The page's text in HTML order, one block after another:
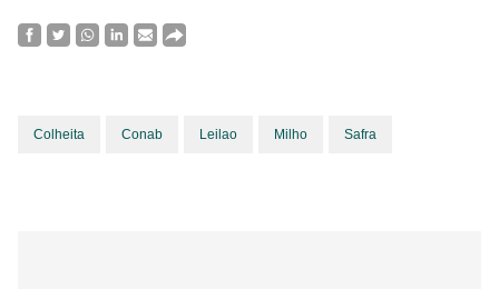
Colheita Conab Leilao Milho Safra